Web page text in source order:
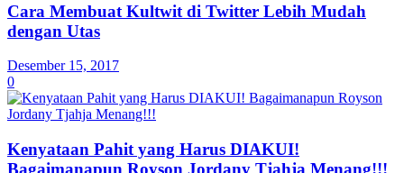
Cara Membuat Kultwit di Twitter Lebih Mudah
dengan Utas
Desember 15, 2017
0
Kenyataan Pahit yang Harus DIAKUI!
Bagaimanapun Royson Jordany Tjahja Menang!!!